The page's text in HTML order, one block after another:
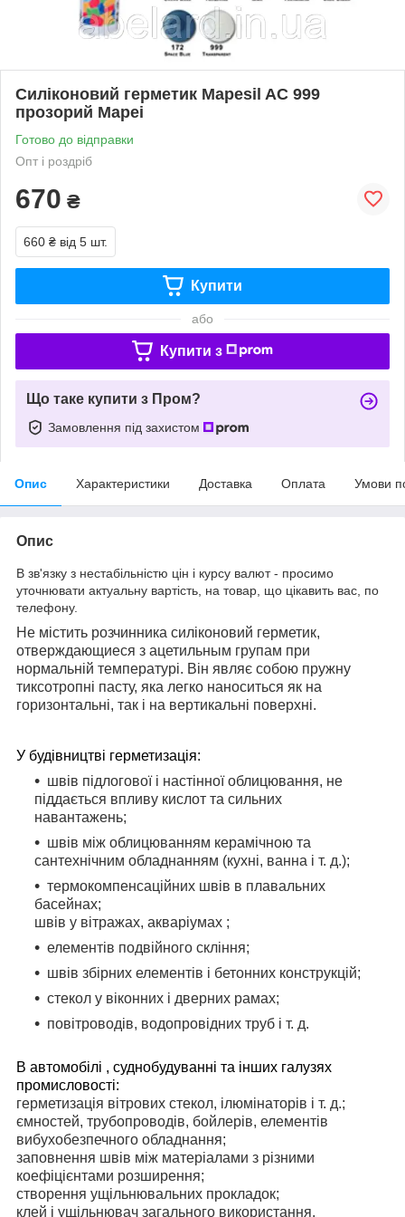
Силіконовий герметик Mapesil AC 999
прозорий Mapei
Готово до відправки
Опт і роздріб
670 ₴
660 ₴ від 5 шт.
Купити
або
Купити з
Що таке купити з Пром?
Замовлення під захистом
Опис Характеристики Доставка Оплата Умови
Опис
В зв'язку з нестабільністю цін і курсу валют - просимо
уточнювати актуальну вартість, на товар, що цікавить вас, по
телефону.
Не містить розчинника силіконовий герметик,
отверждающиеся з ацетильным групам при
нормальній температурі. Він являє собою пружну
тиксотропні пасту, яка легко наноситься як на
горизонтальні, так і на вертикальні поверхні.
У будівництві герметизація:
швів підлогової і настінної облицювання, не
піддається впливу кислот та сильних
навантажень;
швів між облицюванням керамічною та
сантехнічним обладнанням (кухні, ванна і т. д.);
термокомпенсаційних швів в плавальних
басейнах;
швів у вітражах, акваріумах ;
елементів подвійного скління;
швів збірних елементів і бетонних конструкцій;
стекол у віконних і дверних рамах;
повітроводів, водопровідних труб і т. д.
В автомобілі , суднобудуванні та інших галузях
промисловості:
герметизація вітрових стекол, ілюмінаторів і т. д.;
ємностей, трубопроводів, бойлерів, елементів
вибухобезпечного обладнання;
заповнення швів між матеріалами з різними
коефіцієнтами розширення;
створення ущільнювальних прокладок;
клей і ущільнювач загального використання.